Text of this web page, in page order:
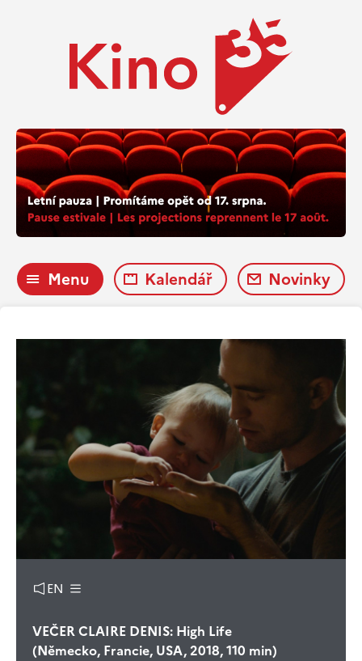
Menu Kalendář Novinky
EN
VEČER CLAIRE DENIS: High Life
(Německo, Francie, USA, 2018, 110 min)